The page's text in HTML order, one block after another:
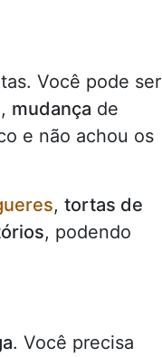
Você pode ser
mudança de
e não achou os
, tortas de
, podendo
. Você precisa